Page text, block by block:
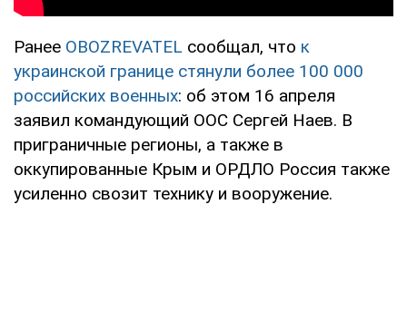
Ранее OBOZREVATEL сообщал, что к
украинской границе стянули более 100 000
российских военных: об этом 16 апреля
заявил командующий ООС Сергей Наев. В
приграничные регионы, а также в
оккупированные Крым и ОРДЛО Россия также
усиленно свозит технику и вооружение.